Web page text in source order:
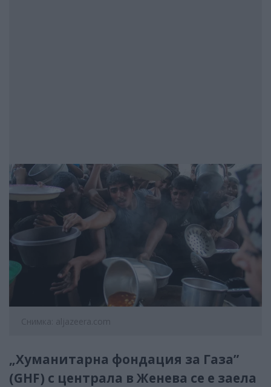
Снимка: aljazeera.com
„Хуманитарна фондация за Газа”
(GHF) с централа в Женева се е заела